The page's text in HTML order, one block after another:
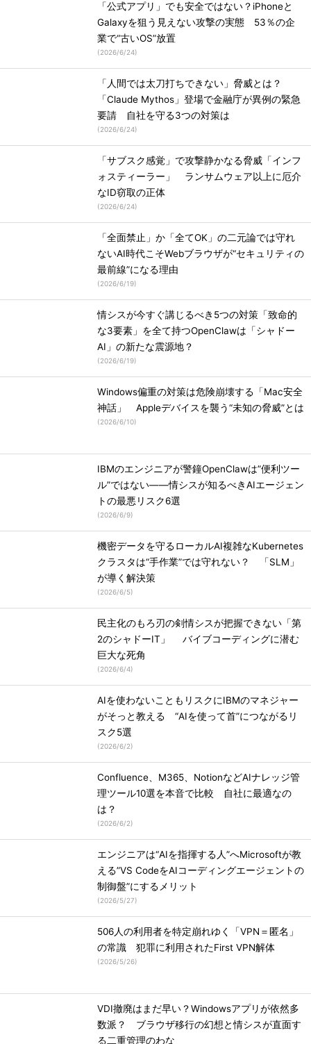
「公式アプリ」でも安全ではない？iPhoneと
Galaxyを狙う見えない攻撃の実態 53％の企
業で“古いOS”放置
(2026/6/24)
「人間では太刀打ちできない」脅威とは？
「Claude Mythos」登場で金融庁が異例の緊急
要請 自社を守る3つの対策は
(2026/6/24)
「サブスク感覚」で攻撃静かなる脅威「インフ
ォスティーラー」 ランサムウェア以上に厄介
なID窃取の正体
(2026/6/24)
「全面禁止」か「全てOK」の二元論では守れ
ないAI時代こそWebブラウザが“セキュリティの
最前線”になる理由
(2026/6/19)
情シスが今すぐ講じるべき5つの対策「致命的
な3要素」を全て持つOpenClawは「シャドー
AI」の新たな震源地？
(2026/6/19)
Windows偏重の対策は危険崩壊する「Mac安全
神話」 Appleデバイスを襲う“未知の脅威”とは
(2026/6/10)
IBMのエンジニアが警鐘OpenClawは”便利ツー
ル”ではない――情シスが知るべきAIエージェン
トの最悪リスク6選
(2026/6/9)
機密データを守るローカルAI複雑なKubernetes
クラスタは“手作業”では守れない？ 「SLM」
が導く解決策
(2026/6/5)
民主化のもろ刃の剣情シスが把握できない「第
2のシャドーIT」 バイブコーディングに潜む
巨大な死角
(2026/6/4)
AIを使わないこともリスクにIBMのマネジャー
がそっと教える “AIを使って首”につながるリ
スク5選
(2026/6/2)
Confluence、M365、NotionなどAIナレッジ管
理ツール10選を本音で比較 自社に最適なの
は？
(2026/6/2)
エンジニアは“AIを指揮する人”へMicrosoftが教
える”VS CodeをAIコーディングエージェントの
制御盤”にするメリット
(2026/5/27)
506人の利用者を特定崩れゆく「VPN＝匿名」
の常識 犯罪に利用されたFirst VPN解体
(2026/5/26)
VDI撤廃はまだ早い？Windowsアプリが依然多
数派？ ブラウザ移行の幻想と情シスが直面す
る二重管理のわな